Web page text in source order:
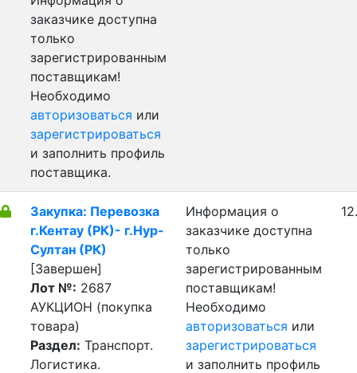
заказчике доступна
только
зарегистрированным
поставщикам!
Необходимо
авторизоваться или
зарегистрироваться
и заполнить профиль
поставщика.
Закупка: Перевозка
г.Кентау (РК)- г.Нур-
Султан (РК)
[Завершен]
Лот №: 2687
АУКЦИОН (покупка
товара)
Раздел: Транспорт.
Логистика.
Информация о
заказчике доступна
только
зарегистрированным
поставщикам!
Необходимо
авторизоваться или
зарегистрироваться
и заполнить профиль